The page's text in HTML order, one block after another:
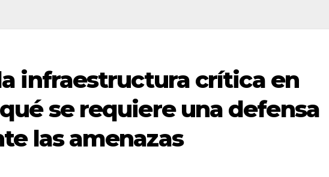
infraestructura crítica en
se requiere una defensa
las amenazas